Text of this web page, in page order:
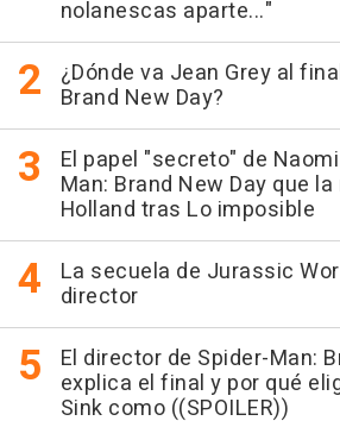
nolanescas aparte..."
¿Dónde va Jean Grey al
Brand New Day?
El papel "secreto" de
Man: Brand New Day que
Holland tras Lo imposible
La secuela de Jurassic
director
El director de Spider-Man:
explica el final y por qué
Sink como ((SPOILER))